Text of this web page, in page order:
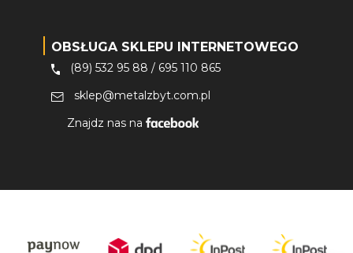
OBSŁUGA SKLEPU INTERNETOWEGO
(89) 532 95 88 / 695 110 865
sklep@metalzbyt.com.pl
Znajdz nas na